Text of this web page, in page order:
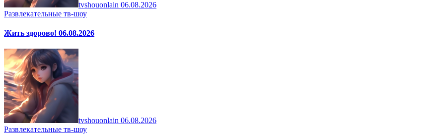
tvshouonlain 06.08.2026
Развлекательные тв-шоу
Жить здорово! 06.08.2026
tvshouonlain 06.08.2026
Развлекательные тв-шоу